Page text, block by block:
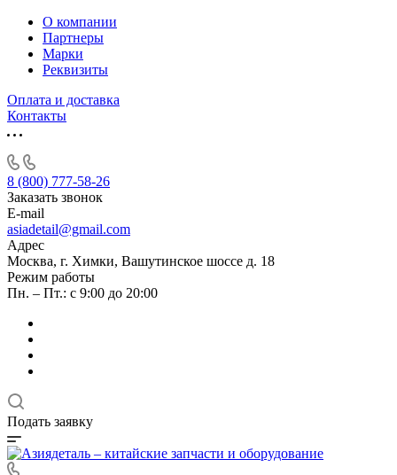
О компании
Партнеры
Марки
Реквизиты
Оплата и доставка
Контакты
8 (800) 777-58-26
Заказать звонок
E-mail
asiadetail@gmail.com
Адрес
Москва, г. Химки, Вашутинское шоссе д. 18
Режим работы
Пн. – Пт.: с 9:00 до 20:00
Подать заявку